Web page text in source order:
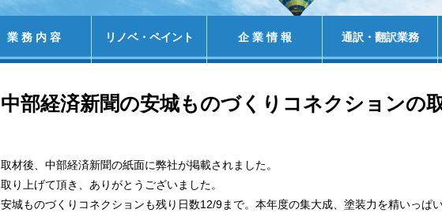
業 務 内 容 リノベ・ペイント 企 業 情 報 通訳・翻訳業務
中部経済新聞の安城ものづくりコネクションの
取材後、中部経済新聞の紙面に弊社が掲載されました。
取り上げて頂き、ありがとうございました。
安城ものづくりコネクションも残り日数12/9まで。本年度の集大成、塗装力を精いっぱ